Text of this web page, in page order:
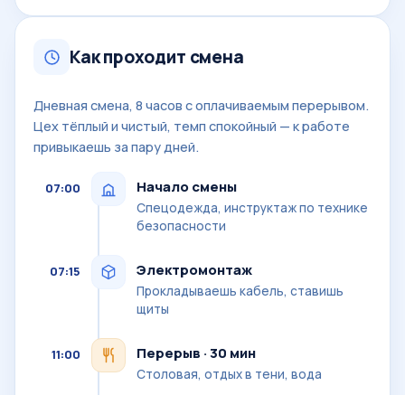
Как проходит смена
Дневная смена, 8 часов с оплачиваемым перерывом.
Цех тёплый и чистый, темп спокойный — к работе
привыкаешь за пару дней.
07:00 Начало смены
Спецодежда, инструктаж по технике
безопасности
07:15 Электромонтаж
Прокладываешь кабель, ставишь
щиты
11:00 Перерыв · 30 мин
Столовая, отдых в тени, вода